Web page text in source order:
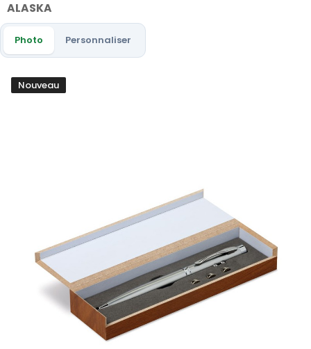
ALASKA
Photo Personnaliser
Nouveau